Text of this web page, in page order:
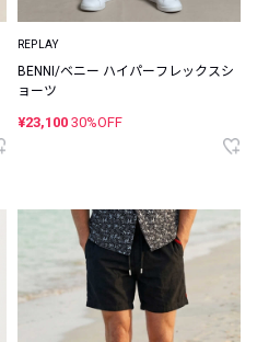
REPLAY
BENNI/ベニー ハイパーフレックスシ
ョーツ
¥23,100 30%OFF